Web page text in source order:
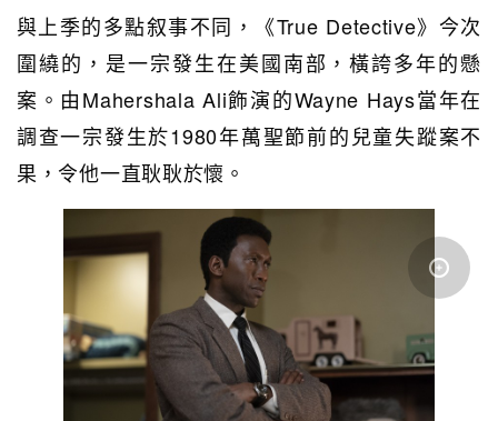
與上季的多點叙事不同，《True Detective》今次
圍繞的，是一宗發生在美國南部，橫誇多年的懸
案。由Mahershala Ali飾演的Wayne Hays當年在
調查一宗發生於1980年萬聖節前的兒童失蹤案不
果，令他一直耿耿於懷。